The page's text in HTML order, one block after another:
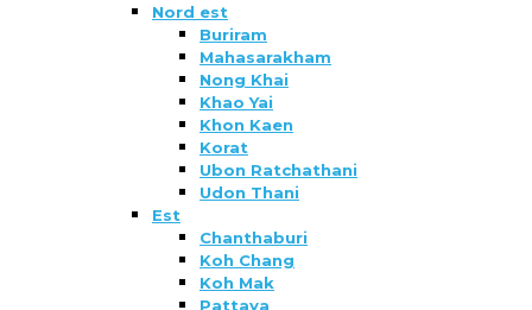
Nord est
Buriram
Mahasarakham
Nong Khai
Khao Yai
Khon Kaen
Korat
Ubon Ratchathani
Udon Thani
Est
Chanthaburi
Koh Chang
Koh Mak
Pattaya